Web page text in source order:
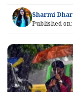
Sharmi Dhar
Published on: